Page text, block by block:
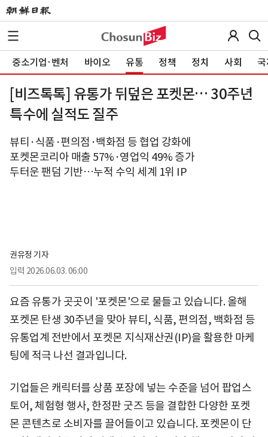
중소기업·벤처 바이오 유통 정책 정치 사회
[비즈톡톡] 유통가 뒤덮은 포켓몬… 30주년
특수에 실적도 질주
뷰티·식품·편의점·백화점 등 협업 강화에
포켓몬코리아 매출 57%·영업익 49% 증가
두터운 팬덤 기반…누적 수익 세계 1위 IP
권유정 기자
입력 2026.06.03. 06:00
요즘 유통가 곳곳이 '포켓몬'으로 물들고 있습니다. 올해
포켓몬 탄생 30주년을 맞아 뷰티, 식품, 편의점, 백화점 등
유통업계 전반에서 포켓몬 지식재산권(IP)을 활용한 마케
팅에 적극 나선 결과입니다.
기업들은 캐릭터를 상품 포장에 넣는 수준을 넘어 팝업스
토어, 체험형 행사, 한정판 굿즈 등을 결합한 다양한 포켓
몬 콘텐츠로 소비자를 끌어들이고 있습니다. 포켓몬이 단